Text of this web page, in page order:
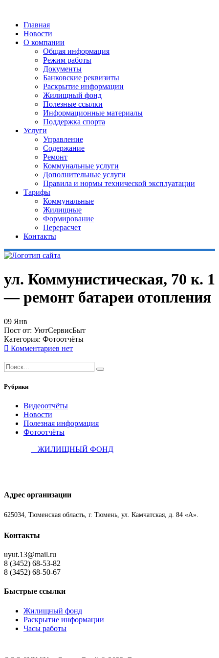
Главная
Новости
О компании
Общая информация
Режим работы
Документы
Банковские реквизиты
Раскрытие информации
Жилищный фонд
Полезные ссылки
Информационные материалы
Поддержка спорта
Услуги
Управление
Содержание
Ремонт
Коммунальные услуги
Дополнительные услуги
Правила и нормы технической эксплуатации
Тарифы
Коммунальные
Жилищные
Формирование
Перерасчет
Контакты
ул. Коммунистическая, 70 к. 1
— ремонт батареи отопления
09 Янв
Пост от: УютСервисБыт
Категория: Фотоотчёты
Комментариев нет
Рубрики
Видеоотчёты
Новости
Полезная информация
Фотоотчёты
ЖИЛИЩНЫЙ ФОНД
Адрес организации
625034, Тюменская область, г. Тюмень, ул. Камчатская, д. 84 «А».
Контакты
uyut.13@mail.ru
8 (3452) 68-53-82
8 (3452) 68-50-67
Быстрые ссылки
Жилищный фонд
Раскрытие информации
Часы работы